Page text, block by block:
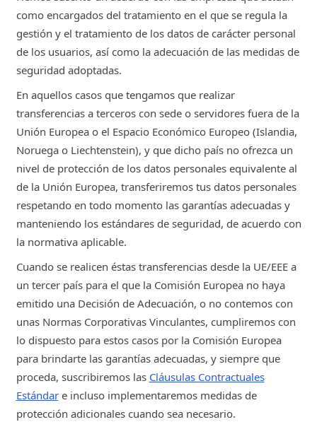
como encargados del tratamiento en el que se regula la
gestión y el tratamiento de los datos de carácter personal
de los usuarios, así como la adecuación de las medidas de
seguridad adoptadas.
En aquellos casos que tengamos que realizar
transferencias a terceros con sede o servidores fuera de la
Unión Europea o el Espacio Económico Europeo (Islandia,
Noruega o Liechtenstein), y que dicho país no ofrezca un
nivel de protección de los datos personales equivalente al
de la Unión Europea, transferiremos tus datos personales
respetando en todo momento las garantías adecuadas y
manteniendo los estándares de seguridad, de acuerdo con
la normativa aplicable.
Cuando se realicen éstas transferencias desde la UE/EEE a
un tercer país para el que la Comisión Europea no haya
emitido una Decisión de Adecuación, o no contemos con
unas Normas Corporativas Vinculantes, cumpliremos con
lo dispuesto para estos casos por la Comisión Europea
para brindarte las garantías adecuadas, y siempre que
proceda, suscribiremos las Cláusulas Contractuales
Estándare incluso implementaremos medidas de
protección adicionales cuando sea necesario.